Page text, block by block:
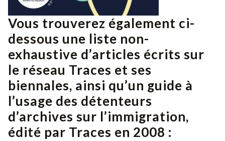
Vous trouverez également ci-
dessous une liste non-
exhaustive d’articles écrits sur
le réseau Traces et ses
biennales, ainsi qu’un guide à
l’usage des détenteurs
d’archives sur l’immigration,
édité par Traces en 2008 :